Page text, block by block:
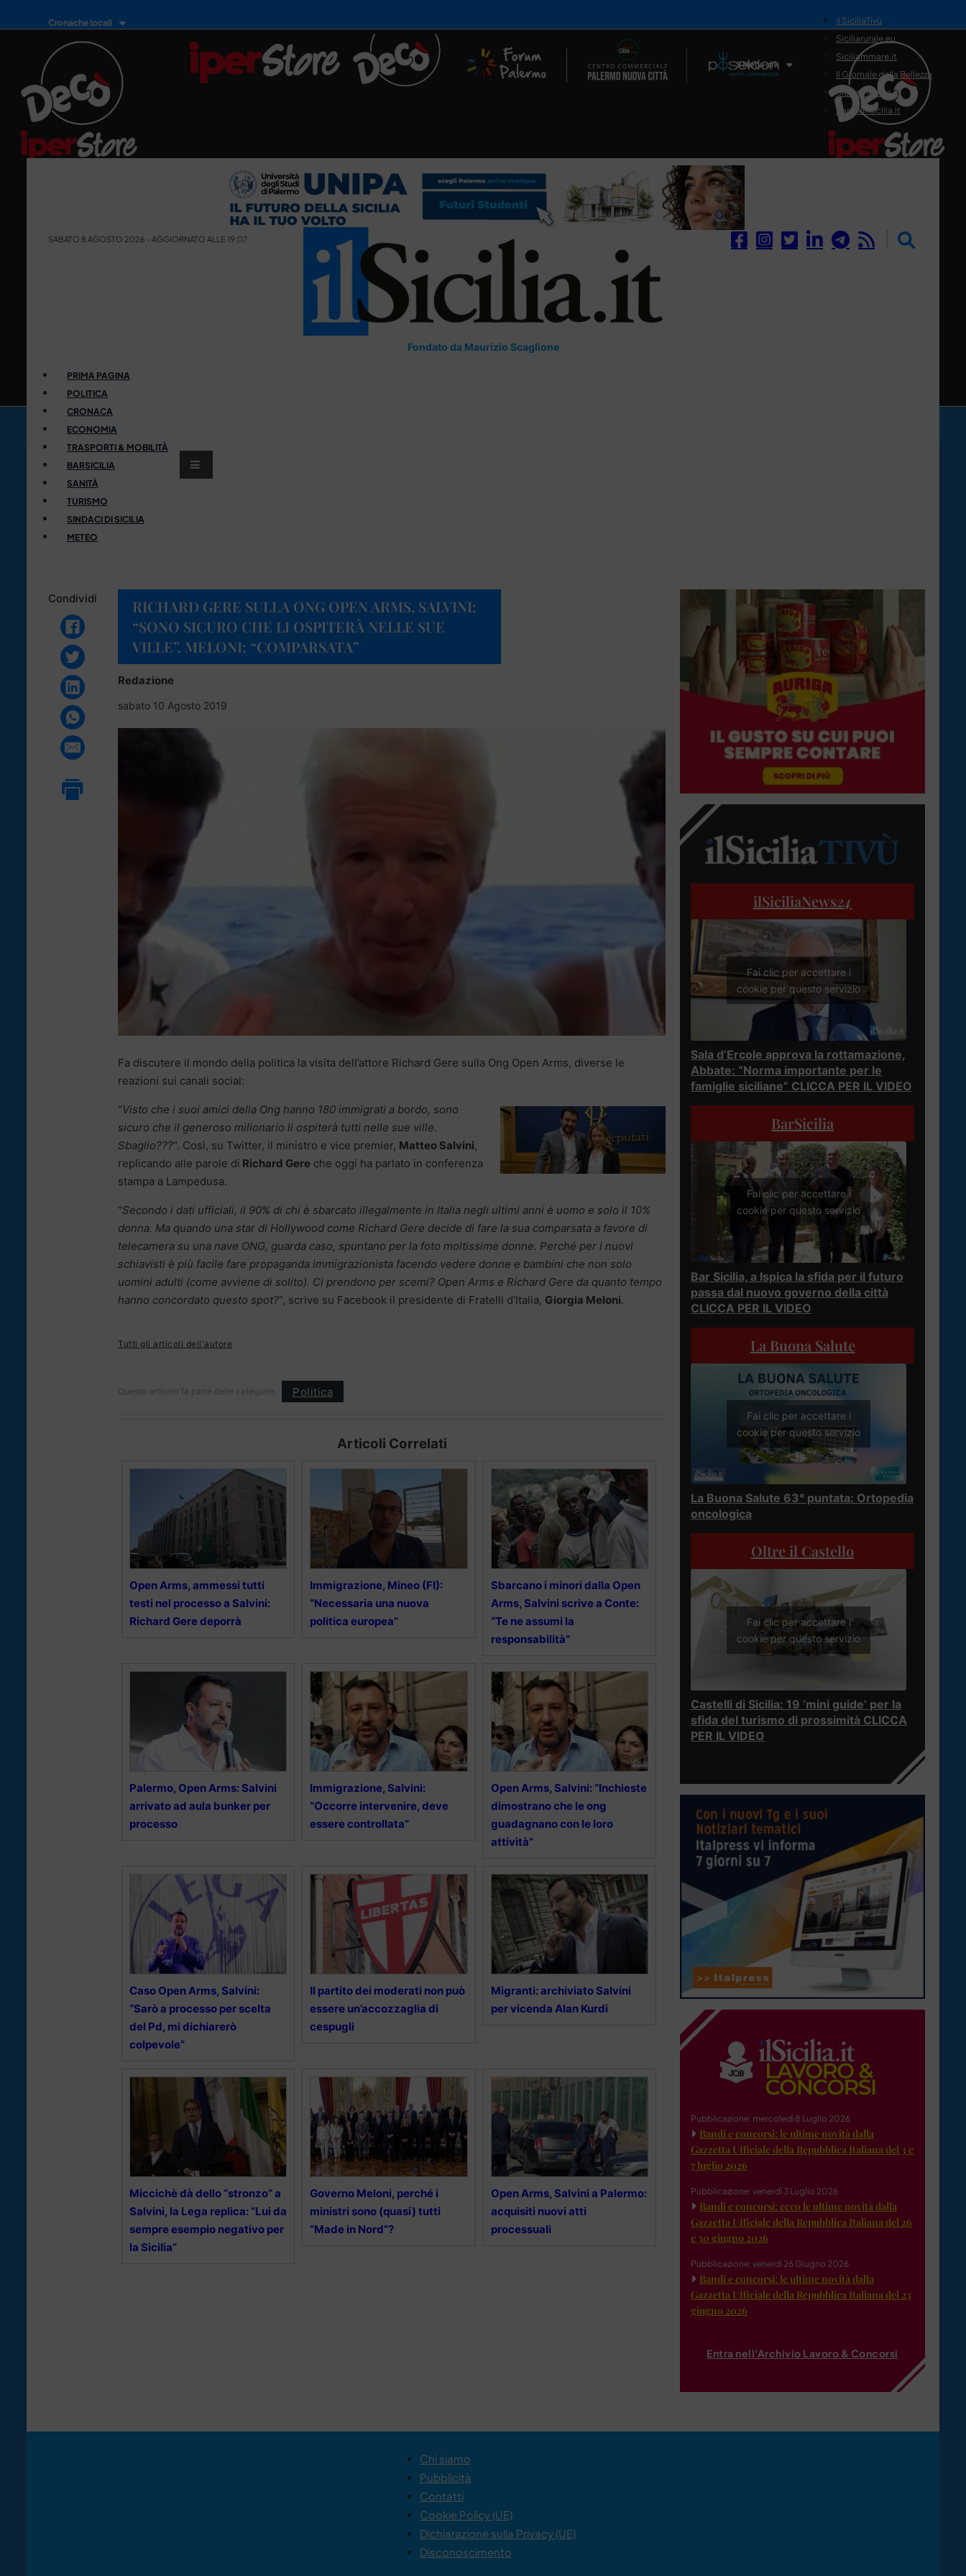
Cronache locali
Il Network
il SiciliaTivù
Siciliarurale.eu
Siciliammare.it
Il Giornale della Bellezza
Siciliamedica.it
Sanitainsicilia.it
SABATO 8 AGOSTO 2026 - AGGIORNATO ALLE 19:07
Fondato da Maurizio Scaglione
PRIMA PAGINA
POLITICA
CRONACA
ECONOMIA
TRASPORTI & MOBILITÀ
BARSICILIA
SANITÀ
TURISMO
SINDACI DI SICILIA
METEO
Condividi
RICHARD GERE SULLA ONG OPEN ARMS, SALVINI:
“SONO SICURO CHE LI OSPITERÀ NELLE SUE
VILLE”. MELONI: “COMPARSATA”
Redazione
sabato 10 Agosto 2019
Fa discutere il mondo della politica la visita dell’attore Richard Gere sulla Ong Open Arms, diverse le
reazioni sui canali social:
“Visto che i suoi amici della Ong hanno 180 immigrati a bordo, sono
sicuro che il generoso milionario li ospiterà tutti nelle sue ville.
Sbaglio???“. Così, su Twitter, il ministro e vice premier, Matteo Salvini,
replicando alle parole di Richard Gere che oggi ha parlato in conferenza
stampa a Lampedusa.
“Secondo i dati ufficiali, il 90% di chi è sbarcato illegalmente in Italia negli ultimi anni è uomo e solo il 10%
donna. Ma quando una star di Hollywood come Richard Gere decide di fare la sua comparsata a favore di
telecamera su una nave ONG, guarda caso, spuntano per la foto moltissime donne. Perché per i nuovi
schiavisti è più facile fare propaganda immigrazionista facendo vedere donne e bambini che non solo
uomini adulti (come avviene di solito). Ci prendono per scemi? Open Arms e Richard Gere da quanto tempo
hanno concordato questo spot?“, scrive su Facebook il presidente di Fratelli d’Italia, Giorgia Meloni.
Tutti gli articoli dell'autore
Questo articolo fa parte delle categorie: Politica
Articoli Correlati
Open Arms, ammessi tutti
testi nel processo a Salvini:
Richard Gere deporrà
Immigrazione, Mineo (FI):
“Necessaria una nuova
politica europea”
Sbarcano i minori dalla Open
Arms, Salvini scrive a Conte:
“Te ne assumi la
responsabilità”
Palermo, Open Arms: Salvini
arrivato ad aula bunker per
processo
Immigrazione, Salvini:
“Occorre intervenire, deve
essere controllata”
Open Arms, Salvini: “Inchieste
dimostrano che le ong
guadagnano con le loro
attività”
Caso Open Arms, Salvini:
“Sarò a processo per scelta
del Pd, mi dichiarerò
colpevole”
Il partito dei moderati non può
essere un’accozzaglia di
cespugli
Migranti: archiviato Salvini
per vicenda Alan Kurdi
Miccichè dà dello “stronzo” a
Salvini, la Lega replica: “Lui da
sempre esempio negativo per
la Sicilia”
Governo Meloni, perché i
ministri sono (quasi) tutti
“Made in Nord”?
Open Arms, Salvini a Palermo:
acquisiti nuovi atti
processuali
ilSiciliaNews24
Fai clic per accettare i
cookie per questo servizio
Sala d’Ercole approva la rottamazione,
Abbate: “Norma importante per le
famiglie siciliane” CLICCA PER IL VIDEO
BarSicilia
Fai clic per accettare i
cookie per questo servizio
Bar Sicilia, a Ispica la sfida per il futuro
passa dal nuovo governo della città
CLICCA PER IL VIDEO
La Buona Salute
Fai clic per accettare i
cookie per questo servizio
La Buona Salute 63° puntata: Ortopedia
oncologica
Oltre il Castello
Fai clic per accettare i
cookie per questo servizio
Castelli di Sicilia: 19 ‘mini guide’ per la
sfida del turismo di prossimità CLICCA
PER IL VIDEO
Pubblicazione: mercoledì 8 Luglio 2026
Bandi e concorsi: le ultime novità dalla
Gazzetta Ufficiale della Repubblica Italiana del 3 e
7 luglio 2026
Pubblicazione: venerdì 3 Luglio 2026
Bandi e concorsi: ecco le ultime novità dalla
Gazzetta Ufficiale della Repubblica Italiana del 26
e 30 giugno 2026
Pubblicazione: venerdì 26 Giugno 2026
Bandi e concorsi: le ultime novità dalla
Gazzetta Ufficiale della Repubblica Italiana del 23
giugno 2026
Entra nell'Archivio Lavoro & Concorsi
Chi siamo
Pubblicità
Contatti
Cookie Policy (UE)
Dichiarazione sulla Privacy (UE)
Disconoscimento